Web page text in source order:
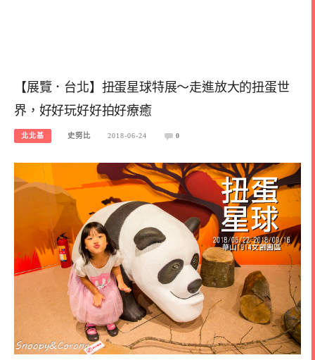
【展覽．台北】扭蛋星球特展～走進放大的扭蛋世
界，好好玩好好拍好療癒
北北基 史努比 2018-06-24 0